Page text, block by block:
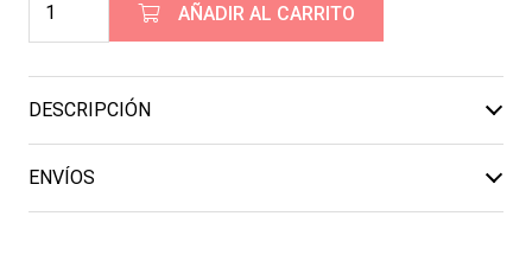
cantidad
AÑADIR AL CARRITO
DESCRIPCIÓN
ENVÍOS